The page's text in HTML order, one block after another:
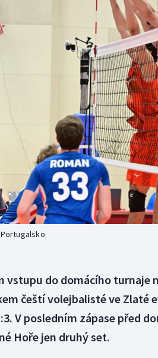
Moderní pětiboj
Motorsport
Olympijské hry
Parasport
Plavání
Plážový volejbal
vstupu do domácího turnaje
čeští volejbalisté ve Zlaté
V posledním zápase před
Hoře jen druhý set.